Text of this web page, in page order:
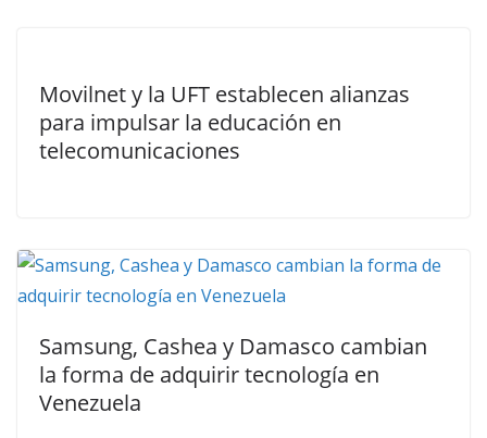
Movilnet y la UFT establecen alianzas
para impulsar la educación en
telecomunicaciones
Samsung, Cashea y Damasco cambian
la forma de adquirir tecnología en
Venezuela